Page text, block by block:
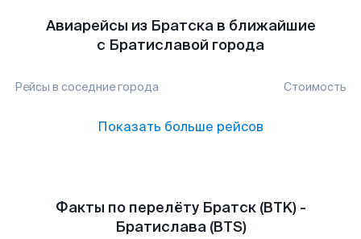
Авиарейсы из Братска в ближайшие
с Братиславой города
Рейсы в соседние города Стоимость
Показать больше рейсов
Факты по перелёту Братск (BTK) -
Братислава (BTS)